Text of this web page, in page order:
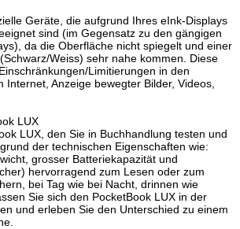
Geräte, die aufgrund Ihres eInk-Displays
sind (im Gegensatz zu den gängigen
da die Oberfläche nicht spiegelt und einer
Weiss) sehr nahe kommen. Diese
Limitierungen in den
Internet, Anzeige bewegter Bilder, Videos,
LUX
LUX, den Sie in Buchhandlung testen und
der technischen Eigenschaften wie:
grosser Batteriekapazität und
hervorragend zum Lesen oder zum
bei Tag wie bei Nacht, drinnen wie
Sie sich den PocketBook LUX in der
und erleben Sie den Unterschied zu einem